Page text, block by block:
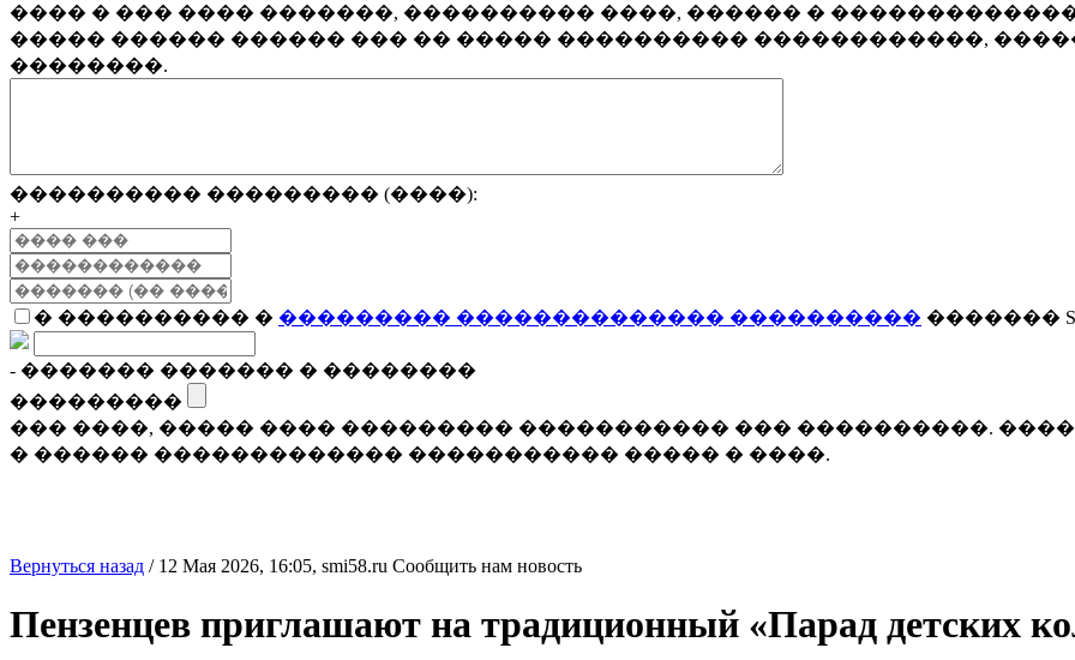
���� � ��� ���� �������, ���������� ����, ������ �
����� ������ ������ ��� �� ����� ���������� ������������,
��������.
���������� ��������� (����):
+
� ���������� � ��������� �������������� ���������� �������
- ������� ������� � ��������
���������
��� ����, ����� ���� ��������� ����������� ��� ����������.
� ������ ������������� ����������� ����� � ����.
Вернуться назад / 12 Мая 2026, 16:05, smi58.ru Сообщить нам новость
Пензенцев приглашают на традиционный «Парад детских